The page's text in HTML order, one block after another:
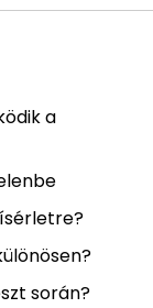
a
során?